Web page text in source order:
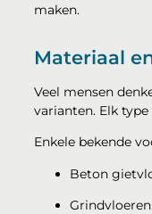
maken.
Materiaal
Veel mensen
varianten. Elk
Enkele bekende
Beton